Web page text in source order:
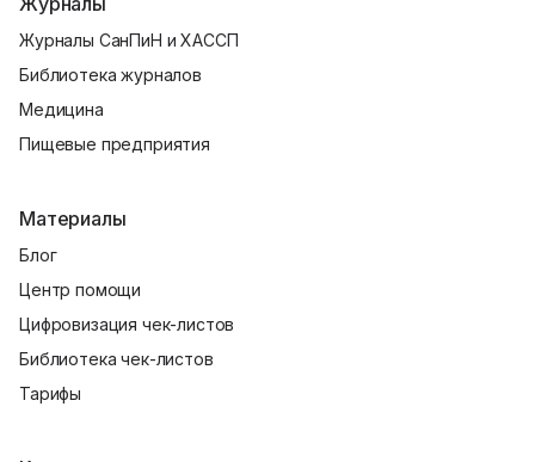
Журналы СанПиН и ХАССП
Библиотека журналов
Медицина
Пищевые предприятия
Материалы
Блог
Центр помощи
Цифровизация чек-листов
Библиотека чек-листов
Тарифы